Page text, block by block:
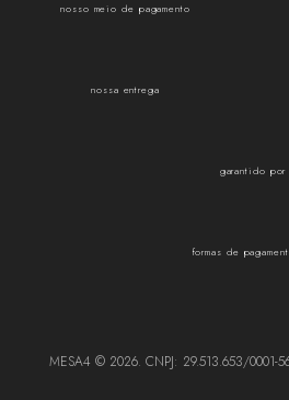
nosso meio de pagamento
nossa entrega
garantido por
formas de
MESA4 © 2026. CNPJ: 29.513.653/0001-